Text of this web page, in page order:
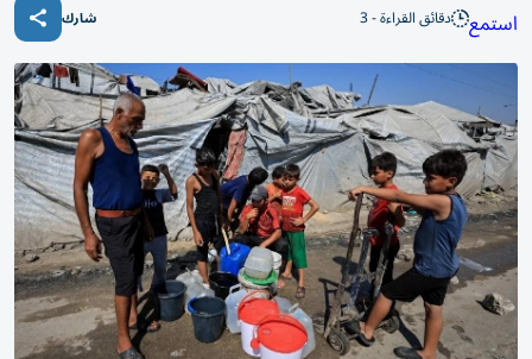
استمع دقائق القراءة - 3 شارك